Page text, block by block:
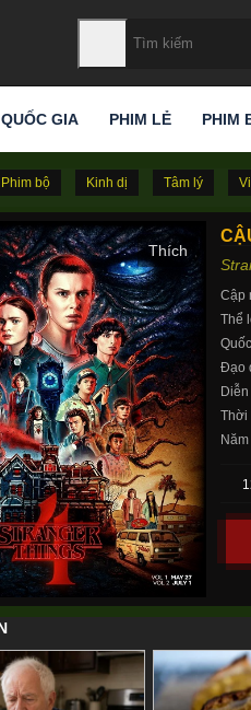
QUỐC GIA PHIM LẺ PHIM
Phim bộ Kinh dị Tâm lý
Cập
Thể
Đạo
Thời